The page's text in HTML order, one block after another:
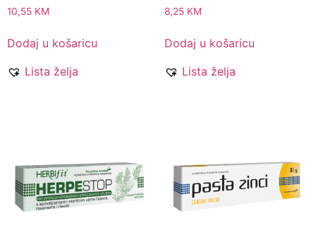
10,55 KM
Dodaj u košaricu
Lista želja
8,25 KM
Dodaj u košaricu
Lista želja